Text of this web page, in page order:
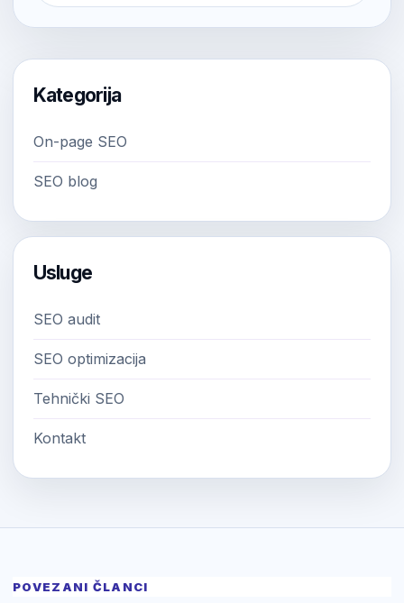
Kategorija
On-page SEO
SEO blog
Usluge
SEO audit
SEO optimizacija
Tehnički SEO
Kontakt
POVEZANI ČLANCI